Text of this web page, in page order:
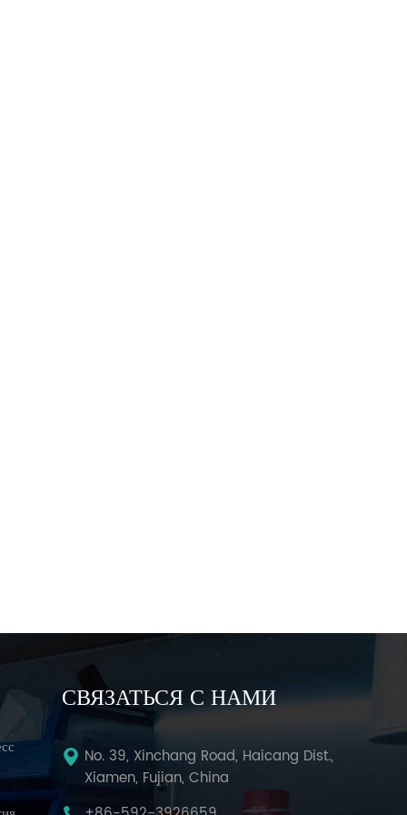
СВЯЗАТЬСЯ С НАМИ
No. 39, Xinchang Road, Haicang Dist.,
Xiamen, Fujian, China